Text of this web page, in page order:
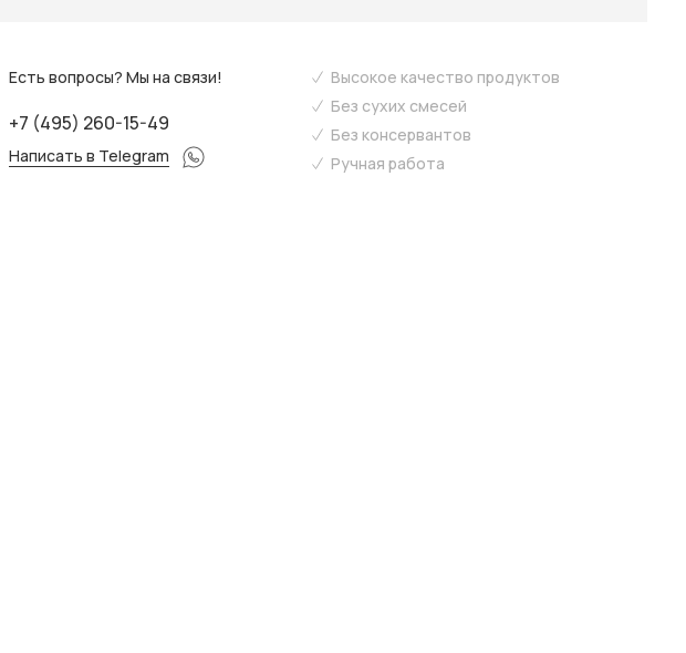
Есть вопросы? Мы на связи!
+7 (495) 260-15-49
Написать в Telegram
Высокое качество продуктов
Без сухих смесей
Без консервантов
Ручная работа